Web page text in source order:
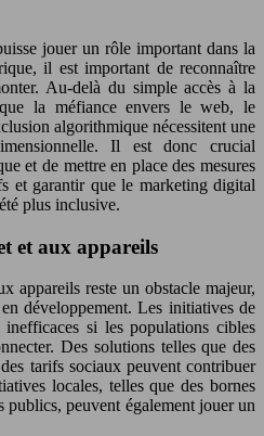
jouer un rôle important dans la
il est important de reconnaître
Au-delà du simple accès à la
la méfiance envers le web, le
algorithmique nécessitent une
Il est donc crucial
et de mettre en place des mesures
et garantir que le marketing digital
plus inclusive.
et aux appareils
appareils reste un obstacle majeur,
développement. Les initiatives de
si les populations cibles
Des solutions telles que des
tarifs sociaux peuvent contribuer
locales, telles que des bornes
publics, peuvent également jouer un